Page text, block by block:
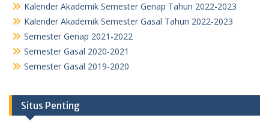
Kalender Akademik Semester Genap Tahun 2022-2023
Kalender Akademik Semester Gasal Tahun 2022-2023
Semester Genap 2021-2022
Semester Gasal 2020-2021
Semester Gasal 2019-2020
Situs Penting